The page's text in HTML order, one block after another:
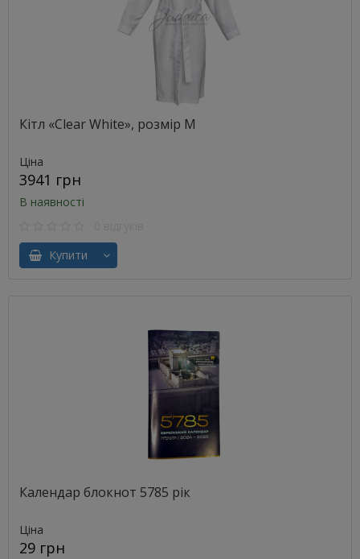
Кітл «Clear White», розмір М
Ціна
3941 грн
В наявності
Купити
Календар блокнот 5785 рік
Ціна
29 грн